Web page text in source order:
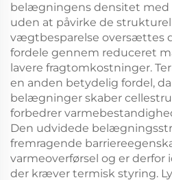
belægningens densitet med
uden at påvirke de
vægtbesparelse oversættes
fordele gennem reduceret
lavere fragtomkostninger.
en anden betydelig fordel,
belægninger skaber
forbedrer
Den udvidede
fremragende
varmeoverførsel og er derfor
der kræver termisk styring.